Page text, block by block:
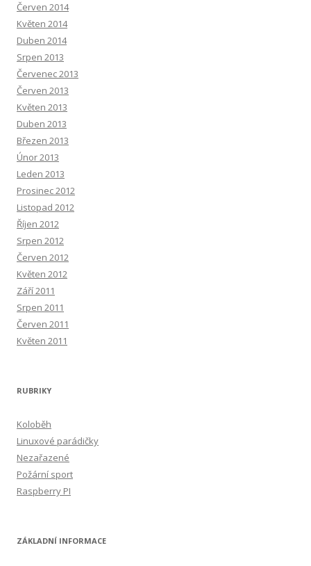
Červen 2014
Květen 2014
Duben 2014
Srpen 2013
Červenec 2013
Červen 2013
Květen 2013
Duben 2013
Březen 2013
Únor 2013
Leden 2013
Prosinec 2012
Listopad 2012
Říjen 2012
Srpen 2012
Červen 2012
Květen 2012
Září 2011
Srpen 2011
Červen 2011
Květen 2011
RUBRIKY
Koloběh
Linuxové parádičky
Nezařazené
Požární sport
Raspberry PI
ZÁKLADNÍ INFORMACE